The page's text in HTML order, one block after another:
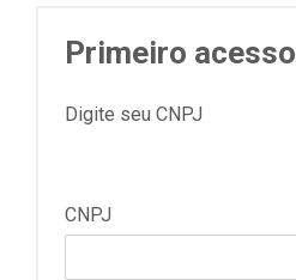
Primeiro acesso
Digite seu CNPJ
CNPJ